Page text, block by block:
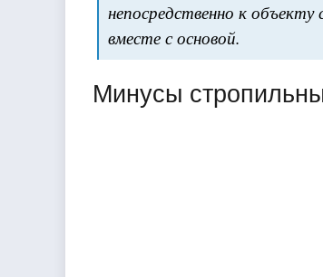
непосредственно к
вместе с основой.
Минусы